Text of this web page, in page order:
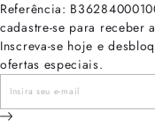
Referência:
cadastre-se para receber
Inscreva-se hoje e
ofertas especiais.